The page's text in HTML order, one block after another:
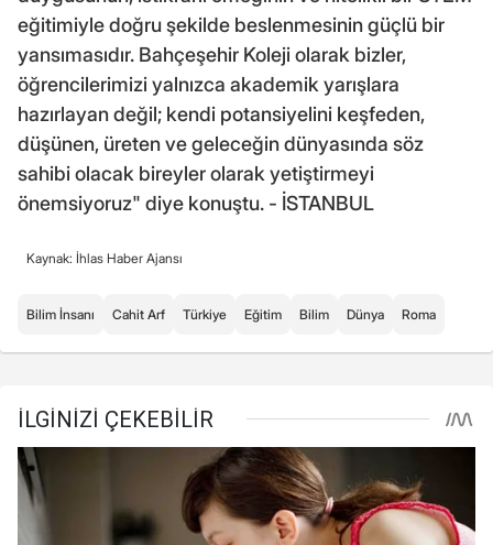
eğitimiyle doğru şekilde beslenmesinin güçlü bir
yansımasıdır. Bahçeşehir Koleji olarak bizler,
öğrencilerimizi yalnızca akademik yarışlara
hazırlayan değil; kendi potansiyelini keşfeden,
düşünen, üreten ve geleceğin dünyasında söz
sahibi olacak bireyler olarak yetiştirmeyi
önemsiyoruz" diye konuştu. - İSTANBUL
Kaynak: İhlas Haber Ajansı
Bilim İnsanı Cahit Arf Türkiye Eğitim Bilim Dünya Roma